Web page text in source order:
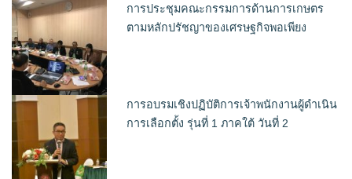
การประชุมคณะกรรมการด้านการเกษตร
ตามหลักปรัชญาของเศรษฐกิจพอเพียง
การอบรมเชิงปฏิบัติการเจ้าพนักงานผู้ดำเนิน
การเลือกตั้ง รุ่นที่ 1 ภาคใต้ วันที่ 2